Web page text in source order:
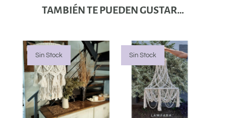
TAMBIÉN TE PUEDEN GUSTAR…
Sin Stock Sin Stock